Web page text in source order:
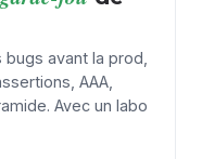
avant la prod,
AAA,
Avec un labo